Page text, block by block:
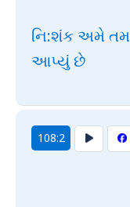
નિ:શંક અમે
આપ્યું છે
108:2